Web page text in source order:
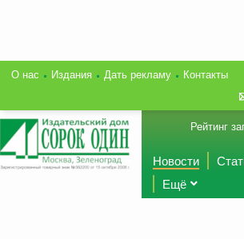
О нас Издания Дать рекламу
Контакты
Рейтинг
Новости
Ещё